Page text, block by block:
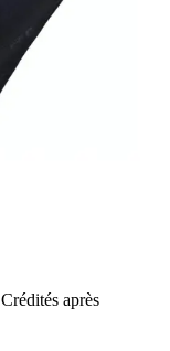
Crédités après